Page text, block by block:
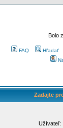
Bolo
FAQ Hľadať
Zadajte
Užívateľ: